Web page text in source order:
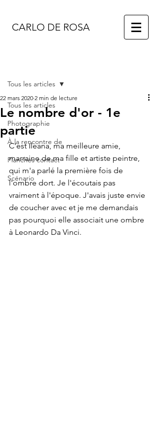
CARLO DE ROSA
Tous les articles
Photographie
À la rencontre de
Planches contact
Scénario
Tous les articles
Le nombre d'or - 1e
partie
22 mars 2020 2 min de lecture
C'est Ileana, ma meilleure amie,
marraine de ma fille et artiste peintre,
qui m'a parlé la première fois de
l'ombre dort. Je l'écoutais pas
vraiment à l'époque. J'avais juste envie
de coucher avec et je me demandais
pas pourquoi elle associait une ombre
à Leonardo Da Vinci.